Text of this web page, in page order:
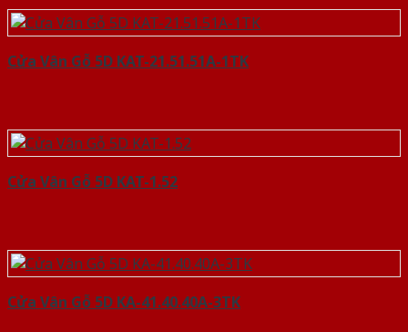
Cửa Vân Gỗ 5D KAT-21.51.51A-1TK
Cửa Vân Gỗ 5D KAT-1.52
Cửa Vân Gỗ 5D KA-41.40.40A-3TK